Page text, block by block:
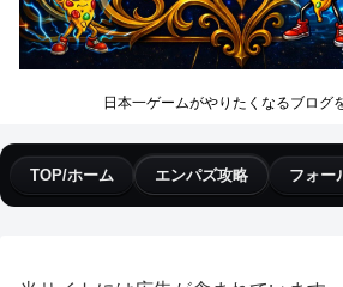
日本一ゲームがやりたくなるブログ
TOP/ホーム エンパズ攻略 フォー